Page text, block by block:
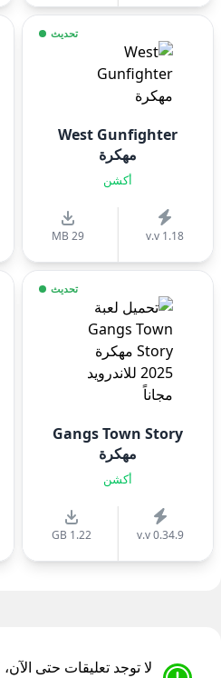
تحديث
West Gunfighter
مهكرة
أكشن
v.v 1.18
29 MB
تحديث
Gangs Town Story
مهكرة
أكشن
v.v 0.34.9
1.22 GB
لا توجد تعليقات حتى